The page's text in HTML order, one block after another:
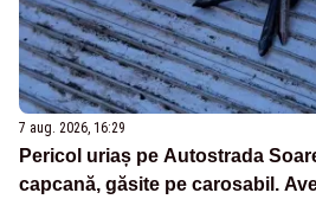
7 aug. 2026, 16:29
Pericol uriaș pe Autostrada
capcană, găsite pe carosabil.